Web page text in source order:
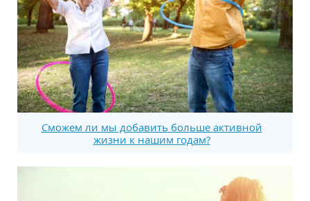
Сможем ли мы добавить больше активной
жизни к нашим годам?